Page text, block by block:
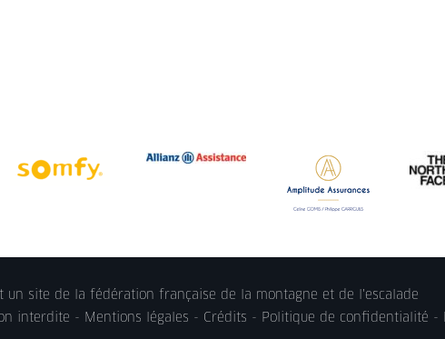
un site de la fédération française de la montagne et de l'escalade
interdite - Mentions légales - Crédits - Politique de confidentialité -